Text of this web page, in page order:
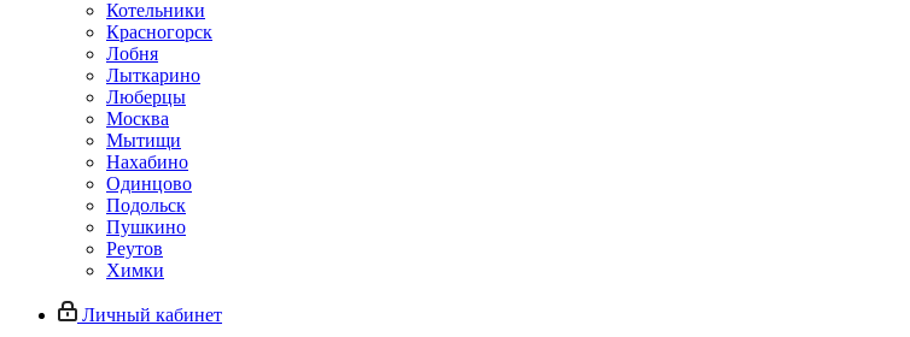
Котельники
Красногорск
Лобня
Лыткарино
Люберцы
Москва
Мытищи
Нахабино
Одинцово
Подольск
Пушкино
Реутов
Химки
Личный кабинет